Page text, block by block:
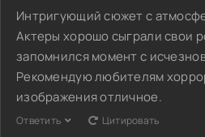
Интригующий сюжет с
Актеры хорошо сыграли свои
запомнился момент с
Рекомендую любителям
изображения отличное.
Ответить Цитировать